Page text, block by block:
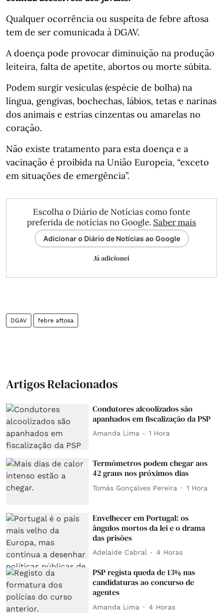
Qualquer ocorrência ou suspeita de febre aftosa
tem de ser comunicada à DGAV.
A doença pode provocar diminuição na produção
leiteira, falta de apetite, abortos ou morte súbita.
Podem surgir vesículas (espécie de bolha) na
língua, gengivas, bochechas, lábios, tetas e narinas
dos animais e estrias cinzentas ou amarelas no
coração.
Não existe tratamento para esta doença e a
vacinação é proibida na União Europeia, “exceto
em situações de emergência”.
Escolha o Diário de Notícias como fonte
preferida de notícias no Google. Saber mais
Adicionar o Diário de Notícias ao Google
Já adicionei
DGAV febre aftosa
Artigos Relacionados
Condutores alcoolizados são
apanhados em fiscalização da PSP
Amanda Lima 1 Hora
Termómetros podem chegar aos
42 graus nos próximos dias
Tomás Gonçalves Pereira 1 Hora
Envelhecer em Portugal: os
ângulos mortos da lei e o drama
das prisões
Adelaide Cabral 4 Horas
PSP regista queda de 13% nas
candidaturas ao concurso de
agentes
Amanda Lima 4 Horas